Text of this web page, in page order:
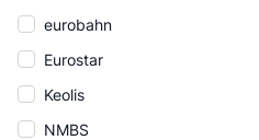
eurobahn
Eurostar
Keolis
NMBS